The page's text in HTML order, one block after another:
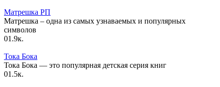
Матрешка РП
Матрешка – одна из самых узнаваемых и популярных
символов
01.9к.
Тока Бока
Тока Бока — это популярная детская серия книг
01.5к.